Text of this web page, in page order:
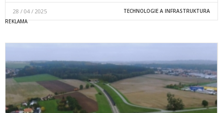
28 / 04 / 2025 TECHNOLOGIE A INFRASTRUKTURA